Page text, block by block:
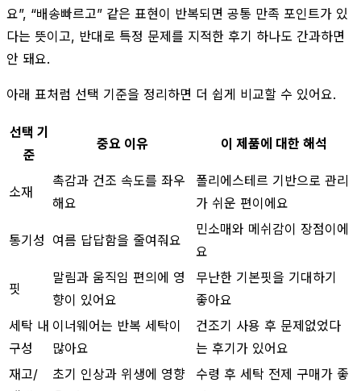
요”, “배송빠르고” 같은 표현이 반복되면 공통 만족 포인트가 있
다는 뜻이고, 반대로 특정 문제를 지적한 후기 하나도 간과하면
안 돼요.
아래 표처럼 선택 기준을 정리하면 더 쉽게 비교할 수 있어요.
선택 기
준
중요 이유 이 제품에 대한 해석
소재
촉감과 건조 속도를 좌우
해요
폴리에스테르 기반으로 관리
가 쉬운 편이에요
통기성 여름 답답함을 줄여줘요
민소매와 메쉬감이 장점이에
요
핏
말림과 움직임 편의에 영
향이 있어요
무난한 기본핏을 기대하기
좋아요
세탁 내
구성
이너웨어는 반복 세탁이
많아요
건조기 사용 후 문제없었다
는 후기가 있어요
재고/
초기 인상과 위생에 영향
수령 후 세탁 전제 구매가 좋